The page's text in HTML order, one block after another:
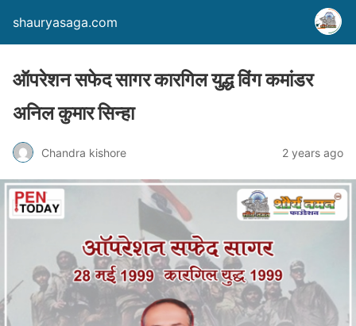
shauryasaga.com
ऑपरेशन सफेद सागर कारगिल युद्ध विंग कमांडर
अनिल कुमार सिन्हा
Chandra kishore 2 years ago